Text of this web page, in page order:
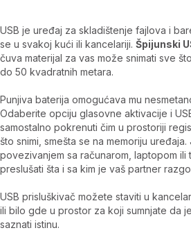
USB je uređaj za skladištenje fajlova i
se u svakoj kući ili kancelariji. Špijunski
čuva materijal za vas može snimati sve
do 50 kvadratnih metara.
Punjiva baterija omogućava mu
Odaberite opciju glasovne aktivacije i
samostalno pokrenuti čim u prostoriji
što snimi, smešta se na memoriju
povezivanjem sa računarom, laptopom ili
preslušati šta i sa kim je vaš partner
USB prisluškivač možete staviti u
ili bilo gde u prostor za koji sumnjate da
saznati istinu.